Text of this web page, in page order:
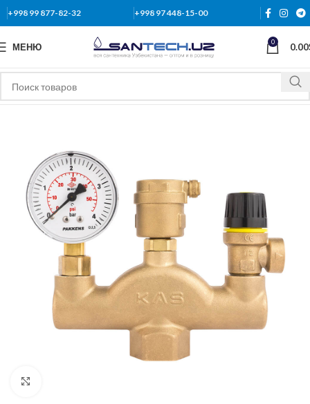
+998 99 877-82-32 +998 97 448-15-00
МЕНЮ 0 0.00